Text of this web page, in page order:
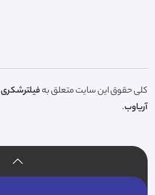
کلی حقوق این سایت متعلق بهفیلترشکری
آریاوب.